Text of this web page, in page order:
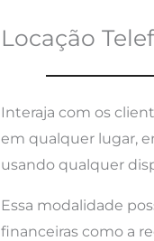
Locação
Interaja com os
em qualquer lugar,
usando qualquer
Essa modalidade
financeiras como a